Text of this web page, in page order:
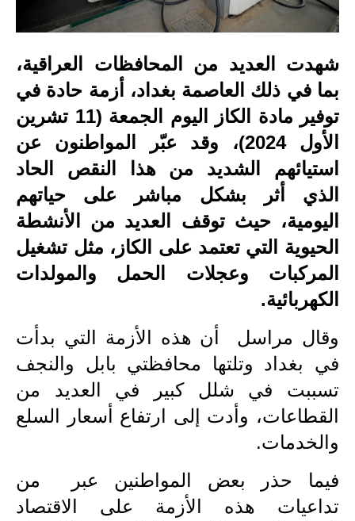
الاخبار السياسية
الاخبار الامنية
الاخبار الاقتصادية
الاخبار الرياضية
المدارس
اخبار وقرارات وزارة التربية
نتائج الامتحانات
المرحلة الابتدائية
المرحلة الاعدادية
اسئلة وزارية
المرحلة الابتدائية
المرحلة الاعدادية
شهدت العديد من المحافظات العراقية،
بما في ذلك العاصمة بغداد، أزمة حادة في
توفير مادة الكاز اليوم الجمعة (11 تشرين
الأول 2024)، وقد عبّر المواطنون عن
استيائهم الشديد من هذا النقص الحاد
الذي أثر بشكل مباشر على حياتهم
اليومية، حيث توقف العديد من الأنشطة
الحيوية التي تعتمد على الكاز، مثل تشغيل
المركبات وعجلات الحمل والمولدات
الكهربائية.
وقال مراسل أن هذه الأزمة التي بدأت
في بغداد وتلتها محافظتي بابل والنجف
تسببت في شلل كبير في العديد من
القطاعات، وأدت إلى ارتفاع أسعار السلع
والخدمات.
فيما حذر بعض المواطنين عبر من
تداعيات هذه الأزمة على الاقتصاد